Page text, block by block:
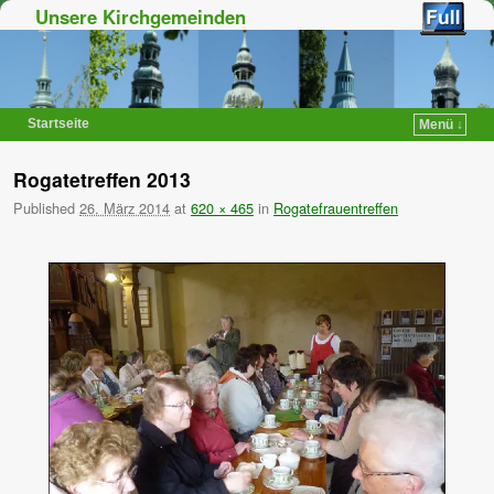
Unsere Kirchgemeinden
Startseite
Menü ↓
Rogatetreffen 2013
Published 26. März 2014 at 620 × 465 in Rogatefrauentreffen